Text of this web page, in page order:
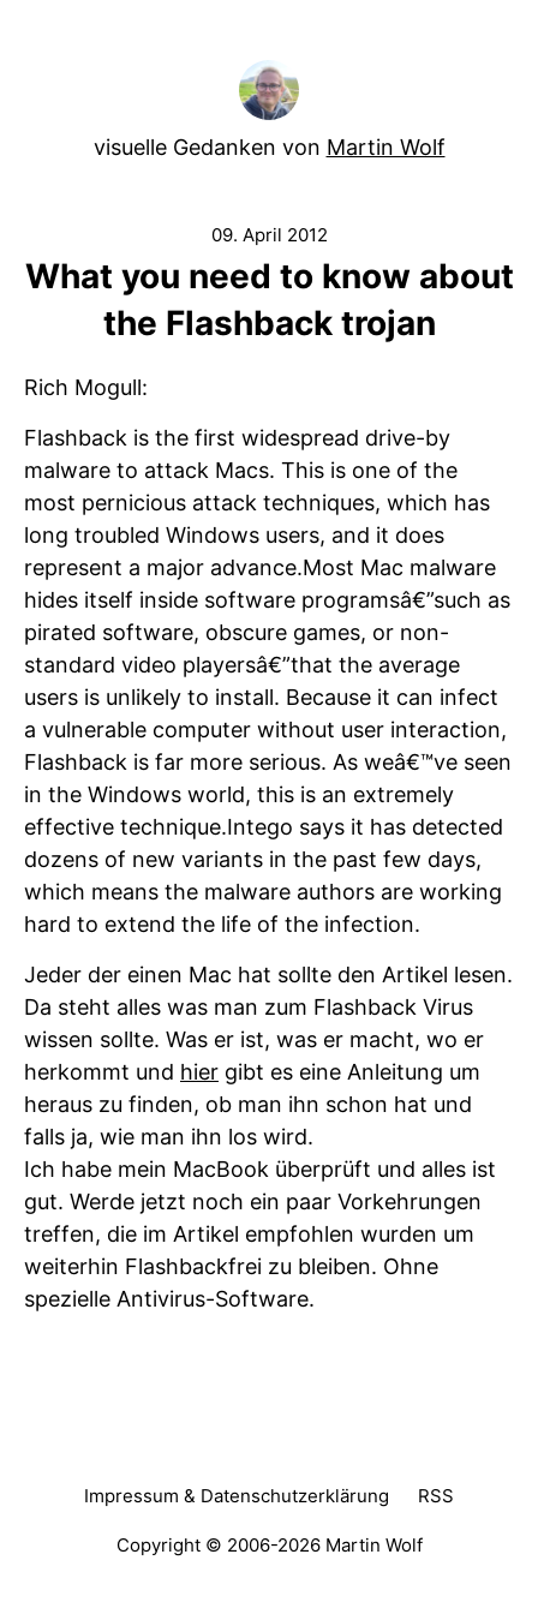
visuelle Gedanken von Martin Wolf
09. April 2012
What you need to know about
the Flashback trojan
Rich Mogull:
Flashback is the first widespread drive-by
malware to attack Macs. This is one of the
most pernicious attack techniques, which has
long troubled Windows users, and it does
represent a major advance.Most Mac malware
hides itself inside software programsâ€”such as
pirated software, obscure games, or non-
standard video playersâ€”that the average
users is unlikely to install. Because it can infect
a vulnerable computer without user interaction,
Flashback is far more serious. As weâ€™ve seen
in the Windows world, this is an extremely
effective technique.Intego says it has detected
dozens of new variants in the past few days,
which means the malware authors are working
hard to extend the life of the infection.
Jeder der einen Mac hat sollte den Artikel lesen.
Da steht alles was man zum Flashback Virus
wissen sollte. Was er ist, was er macht, wo er
herkommt und hier gibt es eine Anleitung um
heraus zu finden, ob man ihn schon hat und
falls ja, wie man ihn los wird.
Ich habe mein MacBook überprüft und alles ist
gut. Werde jetzt noch ein paar Vorkehrungen
treffen, die im Artikel empfohlen wurden um
weiterhin Flashbackfrei zu bleiben. Ohne
spezielle Antivirus-Software.
Impressum & Datenschutzerklärung RSS
Copyright © 2006-2026 Martin Wolf